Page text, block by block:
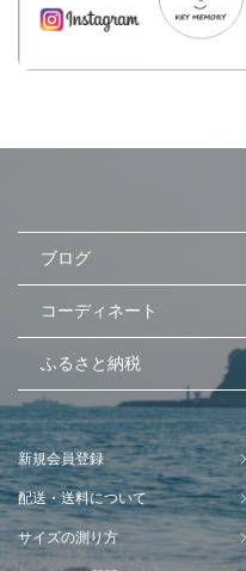
ブログ
コーディネート
ふるさと納税
新規会員登録
配送・送料について
サイズの測り方